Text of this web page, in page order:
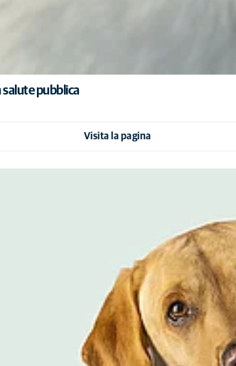
salute pubblica
Visita la pagina